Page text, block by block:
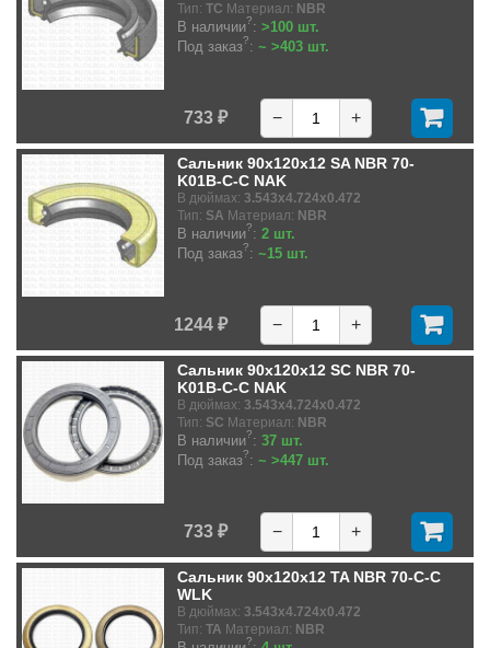
Тип: TC Материал: NBR
В наличии?: >100 шт.
Под заказ?: ~ >403 шт.
733 ₽ − +
Сальник 90x120x12 SA NBR 70-
K01B-C-C NAK
В дюймах: 3.543x4.724x0.472
Тип: SA Материал: NBR
В наличии?: 2 шт.
Под заказ?: ~15 шт.
1244 ₽ − +
Сальник 90x120x12 SC NBR 70-
K01B-C-C NAK
В дюймах: 3.543x4.724x0.472
Тип: SC Материал: NBR
В наличии?: 37 шт.
Под заказ?: ~ >447 шт.
733 ₽ − +
Сальник 90x120x12 TA NBR 70-C-C
WLK
В дюймах: 3.543x4.724x0.472
Тип: TA Материал: NBR
?